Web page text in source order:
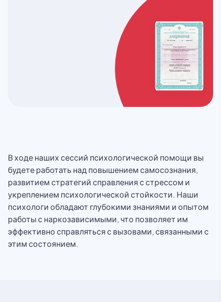
В ходе наших сессий психологической помощи вы
будете работать над повышением самосознания,
развитием стратегий справления с стрессом и
укреплением психологической стойкости. Наши
психологи обладают глубокими знаниями и опытом
работы с наркозависимыми, что позволяет им
эффективно справляться с вызовами, связанными с
этим состоянием.